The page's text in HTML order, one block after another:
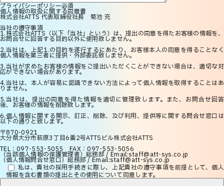
プライバシーポリシー必須
個人情報の取扱に関する同意書
株式会社ATTS 代表取締役社長 菊池 充
当社の遵守事項
1.株式会社ATTS（以下「当社」という）は、提出の同意を得たお客様の情報を、
お問合せに回答する目的以外に使用致しません。
2.当社は、上記1.の目的を遂行するにあたり、お客様本人の同意を得ることなく
個人情報を第三者に提供・外部委託致しません。
3.当社が求めたお客様の情報をご提出いただくことができない場合は、適切な対
応ができない場合があります。
4.当社は、本人が容易に認識できない方法によって個人情報を取得することはあ
りません。
5.当社は、提出の同意を得た情報を適切に管理致します。また、お問合せ回答
後、お客様の情報を削除致します。
6.個人情報に関する開示、訂正、削除、及び利用、提供等に関する問合せ窓口は
以下の通りと致します。
〒870-0921
大分県大分市萩原3丁目6番2号ATTSビル株式会社ATTS
TEL：097-553-5055 FAX：097-553-5056
（当該個人情報の保護管理者）総務部 / Email:staff@att-sys.co.jp
（個人情報問合せ窓口）総務部 / Email:staff@att-sys.co.jp
私は、貴社の採用手続きに際し、上記貴社の遵守事項を前提として、個人
情報を含む書類の提出とその使用について同意します。